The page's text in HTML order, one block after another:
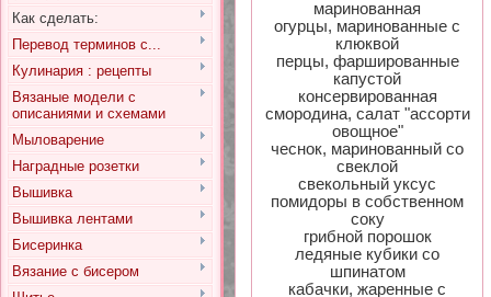
Как сделать:
Перевод терминов с...
Кулинария : рецепты
Вязаные модели с
описаниями и схемами
Мыловарение
Наградные розетки
Вышивка
Вышивка лентами
Бисеринка
Вязание с бисером
маринованная
огурцы, маринованные с
клюквой
перцы, фаршированные
капустой
консервированная
смородина, салат "ассорти
овощное"
чеснок, маринованный со
свеклой
свекольный уксус
помидоры в собственном
соку
грибной порошок
ледяные кубики со
шпинатом
кабачки, жаренные с